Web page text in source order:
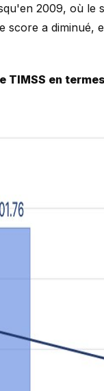
2009, où le
score a diminué,
TIMSS en